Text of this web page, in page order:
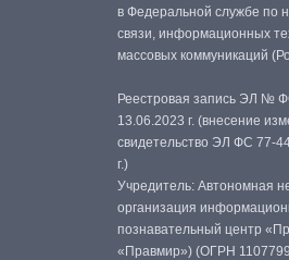
в Федеральной службе по
связи, информационных
массовых коммуникаций
Реестровая запись ЭЛ №
13.06.2023 г. (внесение
свидетельство ЭЛ ФС 77-
г.)
Учредитель: Автономная
организация
познавательный центр
«Правмир») (ОГРН